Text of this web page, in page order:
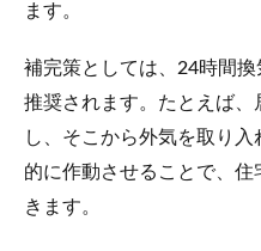
ます。
補完策としては、24時間
推奨されます。たとえば
し、そこから外気を取り
的に作動させることで、
きます。